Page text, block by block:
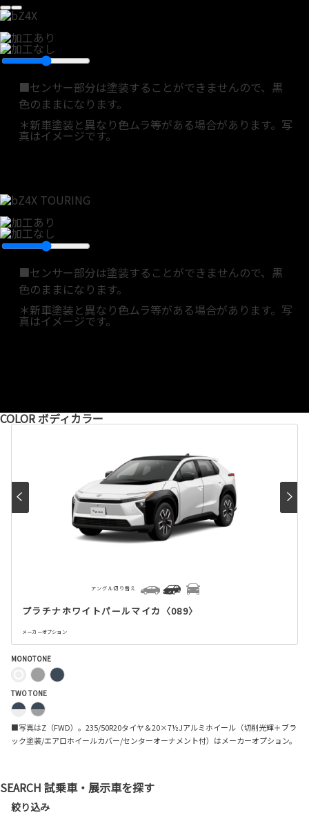
■センサー部分は塗装することができませんので、黒
色のままになります。
＊新車塗装と異なり色ムラ等がある場合があります。写
真はイメージです。
■センサー部分は塗装することができませんので、黒
色のままになります。
＊新車塗装と異なり色ムラ等がある場合があります。写
真はイメージです。
COLORボディカラー
プラチナホワイトパールマイカ〈089〉
メーカーオプション
アングル切り替え
MONOTONE
TWO TONE
■写真はZ（FWD）。235/50R20タイヤ＆20×7½Jアルミホイール（切削光輝＋ブラ
ック塗装/エアロホイールカバー/センターオーナメント付）はメーカーオプション。
SEARCH 試乗車・展示車を探す
絞り込み